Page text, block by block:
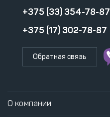
+375 (33) 354-78-87
+375 (17) 302-78-87
Обратная связь
О компании